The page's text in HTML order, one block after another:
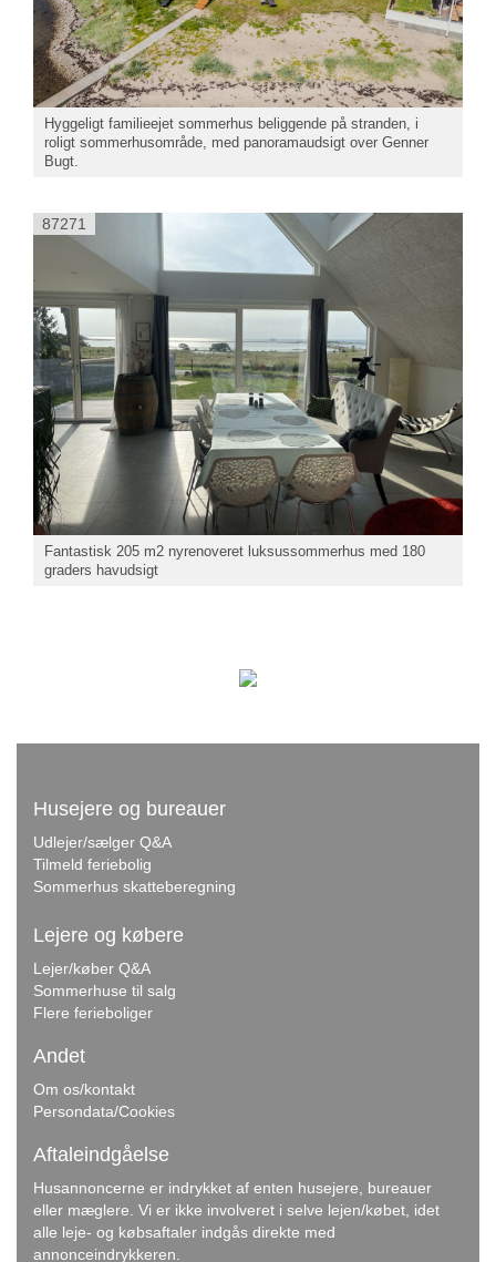
Hyggeligt familieejet sommerhus beliggende på stranden, i
roligt sommerhusområde, med panoramaudsigt over Genner
Bugt.
87271
Fantastisk 205 m2 nyrenoveret luksussommerhus med 180
graders havudsigt
Husejere og bureauer
Udlejer/sælger Q&A
Tilmeld feriebolig
Sommerhus skatteberegning
Lejere og købere
Lejer/køber Q&A
Sommerhuse til salg
Flere ferieboliger
Andet
Om os/kontakt
Persondata/Cookies
Aftaleindgåelse
Husannoncerne er indrykket af enten husejere, bureauer
eller mæglere. Vi er ikke involveret i selve lejen/købet, idet
alle leje- og købsaftaler indgås direkte med
annonceindrykkeren.